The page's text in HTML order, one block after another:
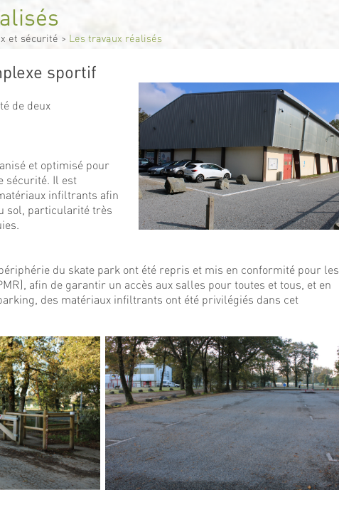
et sécurité > Les travaux réalisés
sportif
de deux
et optimisé pour
sécurité. Il est
infiltrants afin
sol, particularité très
du skate park ont été repris et mis en conformité pour les
afin de garantir un accès aux salles pour toutes et tous, et en
des matériaux infiltrants ont été privilégiés dans cet